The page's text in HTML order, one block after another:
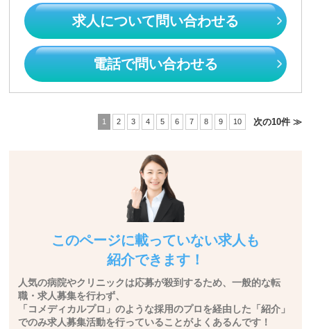
求人について問い合わせる
電話で問い合わせる
1 2 3 4 5 6 7 8 9 10 次の10件 ≫
このページに載っていない求人も
紹介できます！
人気の病院やクリニックは応募が殺到するため、一般的な転
職・求人募集を行わず、
「コメディカルプロ」のような採用のプロを経由した「紹介」
でのみ求人募集活動を行っていることがよくあるんです！